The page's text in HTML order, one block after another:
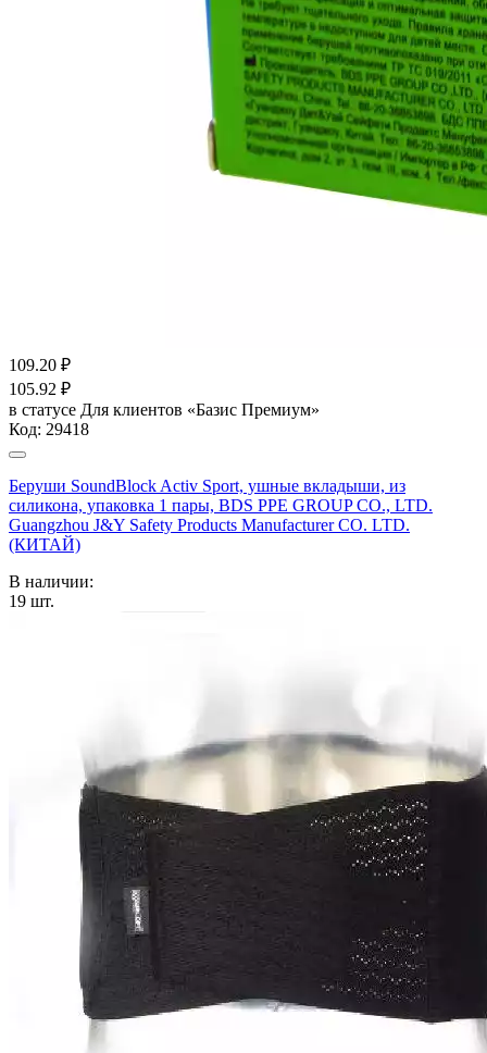
109.20 ₽
105.92 ₽
в статусе Для клиентов «Базис Премиум»
Код: 29418
Беруши SoundBlock Activ Sport, ушные вкладыши, из
силикона, упаковка 1 пары, BDS PPE GROUP CO., LTD.
Guangzhou J&Y Safety Products Manufacturer CO. LTD.
(КИТАЙ)
В наличии:
19 шт.